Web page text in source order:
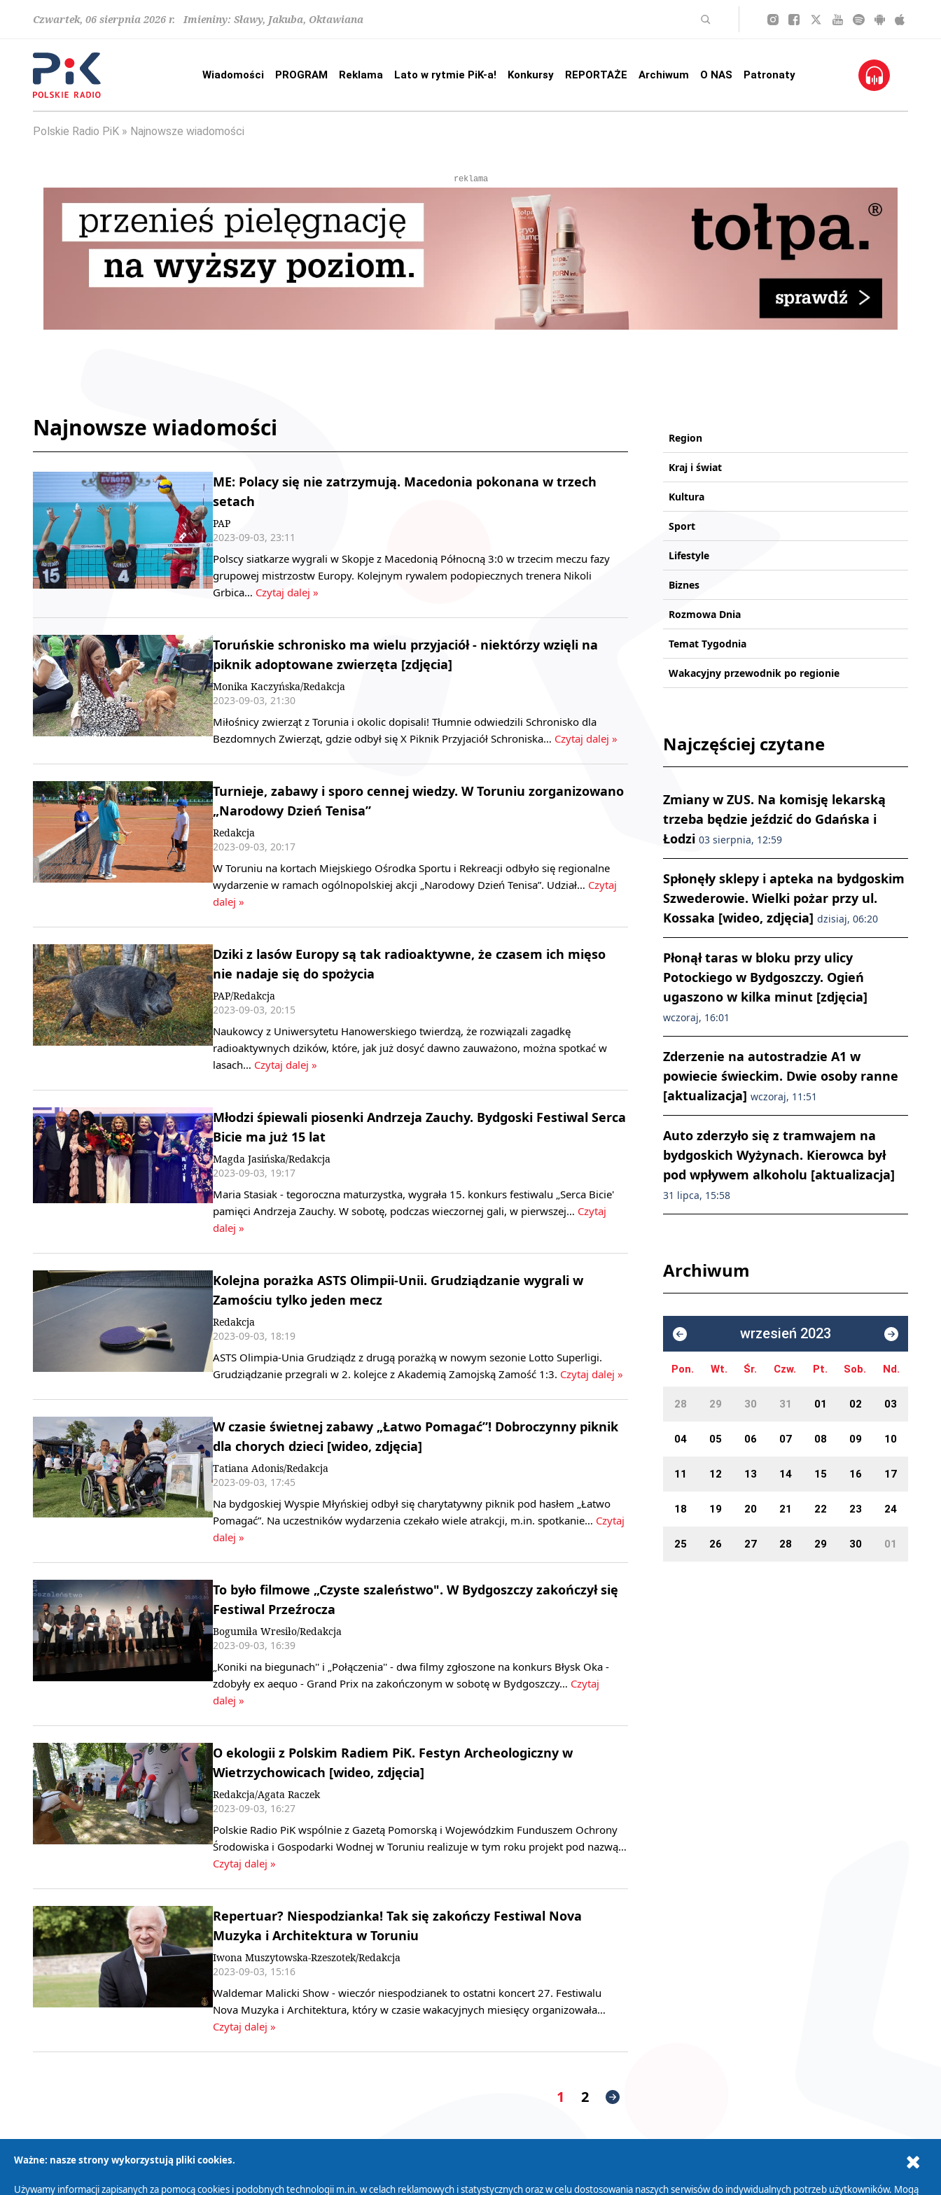
Czwartek, 06 sierpnia 2026 r. Imieniny: Sławy, Jakuba, Oktawiana
Wiadomości PROGRAM Reklama Lato w rytmie PiK-a! Konkursy REPORTAŻE Archiwum O NAS Patronaty
Polskie Radio PiK Najnowsze wiadomości
reklama
Najnowsze wiadomości
ME: Polacy się nie zatrzymują. Macedonia pokonana w trzech
setach
PAP
2023-09-03, 23:11
Polscy siatkarze wygrali w Skopje z Macedonią Północną 3:0 w trzecim meczu fazy
grupowej mistrzostw Europy. Kolejnym rywalem podopiecznych trenera Nikoli
Grbica… Czytaj dalej »
Toruńskie schronisko ma wielu przyjaciół - niektórzy wzięli na
piknik adoptowane zwierzęta [zdjęcia]
Monika Kaczyńska/Redakcja
2023-09-03, 21:30
Miłośnicy zwierząt z Torunia i okolic dopisali! Tłumnie odwiedzili Schronisko dla
Bezdomnych Zwierząt, gdzie odbył się X Piknik Przyjaciół Schroniska… Czytaj dalej »
Turnieje, zabawy i sporo cennej wiedzy. W Toruniu zorganizowano
„Narodowy Dzień Tenisa”
Redakcja
2023-09-03, 20:17
W Toruniu na kortach Miejskiego Ośrodka Sportu i Rekreacji odbyło się regionalne
wydarzenie w ramach ogólnopolskiej akcji „Narodowy Dzień Tenisa”. Udział… Czytaj
dalej »
Dziki z lasów Europy są tak radioaktywne, że czasem ich mięso
nie nadaje się do spożycia
PAP/Redakcja
2023-09-03, 20:15
Naukowcy z Uniwersytetu Hanowerskiego twierdzą, że rozwiązali zagadkę
radioaktywnych dzików, które, jak już dosyć dawno zauważono, można spotkać w
lasach… Czytaj dalej »
Młodzi śpiewali piosenki Andrzeja Zauchy. Bydgoski Festiwal Serca
Bicie ma już 15 lat
Magda Jasińska/Redakcja
2023-09-03, 19:17
Maria Stasiak - tegoroczna maturzystka, wygrała 15. konkurs festiwalu „Serca Bicie'
pamięci Andrzeja Zauchy. W sobotę, podczas wieczornej gali, w pierwszej… Czytaj
dalej »
Kolejna porażka ASTS Olimpii-Unii. Grudziądzanie wygrali w
Zamościu tylko jeden mecz
Redakcja
2023-09-03, 18:19
ASTS Olimpia-Unia Grudziądz z drugą porażką w nowym sezonie Lotto Superligi.
Grudziądzanie przegrali w 2. kolejce z Akademią Zamojską Zamość 1:3. Czytaj dalej »
W czasie świetnej zabawy „Łatwo Pomagać”! Dobroczynny piknik
dla chorych dzieci [wideo, zdjęcia]
Tatiana Adonis/Redakcja
2023-09-03, 17:45
Na bydgoskiej Wyspie Młyńskiej odbył się charytatywny piknik pod hasłem „Łatwo
Pomagać”. Na uczestników wydarzenia czekało wiele atrakcji, m.in. spotkanie… Czytaj
dalej »
To było filmowe „Czyste szaleństwo". W Bydgoszczy zakończył się
Festiwal Przeźrocza
Bogumiła Wresiło/Redakcja
2023-09-03, 16:39
„Koniki na biegunach'' i „Połączenia'' - dwa filmy zgłoszone na konkurs Błysk Oka -
zdobyły ex aequo - Grand Prix na zakończonym w sobotę w Bydgoszczy… Czytaj
dalej »
O ekologii z Polskim Radiem PiK. Festyn Archeologiczny w
Wietrzychowicach [wideo, zdjęcia]
Redakcja/Agata Raczek
2023-09-03, 16:27
Polskie Radio PiK wspólnie z Gazetą Pomorską i Wojewódzkim Funduszem Ochrony
Środowiska i Gospodarki Wodnej w Toruniu realizuje w tym roku projekt pod nazwą…
Czytaj dalej »
Repertuar? Niespodzianka! Tak się zakończy Festiwal Nova
Muzyka i Architektura w Toruniu
Iwona Muszytowska-Rzeszotek/Redakcja
2023-09-03, 15:16
Waldemar Malicki Show - wieczór niespodzianek to ostatni koncert 27. Festiwalu
Nova Muzyka i Architektura, który w czasie wakacyjnych miesięcy organizowała…
Czytaj dalej »
1 2
Region
Kraj i świat
Kultura
Sport
Lifestyle
Biznes
Rozmowa Dnia
Temat Tygodnia
Wakacyjny przewodnik po regionie
Najczęściej czytane
Zmiany w ZUS. Na komisję lekarską
trzeba będzie jeździć do Gdańska i
Łodzi 03 sierpnia, 12:59
Spłonęły sklepy i apteka na bydgoskim
Szwederowie. Wielki pożar przy ul.
Kossaka [wideo, zdjęcia] dzisiaj, 06:20
Płonął taras w bloku przy ulicy
Potockiego w Bydgoszczy. Ogień
ugaszono w kilka minut [zdjęcia]
wczoraj, 16:01
Zderzenie na autostradzie A1 w
powiecie świeckim. Dwie osoby ranne
[aktualizacja] wczoraj, 11:51
Auto zderzyło się z tramwajem na
bydgoskich Wyżynach. Kierowca był
pod wpływem alkoholu [aktualizacja]
31 lipca, 15:58
Archiwum
wrzesień 2023
Pon. Wt. Śr. Czw. Pt. Sob. Nd.
28 29 30 31 01 02 03
04 05 06 07 08 09 10
11 12 13 14 15 16 17
18 19 20 21 22 23 24
25 26 27 28 29 30 01
Ważne: nasze strony wykorzystują pliki cookies.
Używamy informacji zapisanych za pomocą cookies i podobnych technologii m.in. w celach reklamowych i statystycznych oraz w celu dostosowania naszych serwisów do indywidualnych potrzeb użytkowników. Mogą